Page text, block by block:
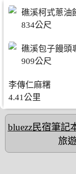
礁溪柯式蔥油
834公尺
礁溪包子饅頭
909公尺
李傳仁麻糬
4.41公里
bluezz民宿筆記
旅